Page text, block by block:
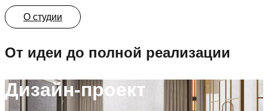
О студии
От идеи до полной реализации
Дизайн-проект